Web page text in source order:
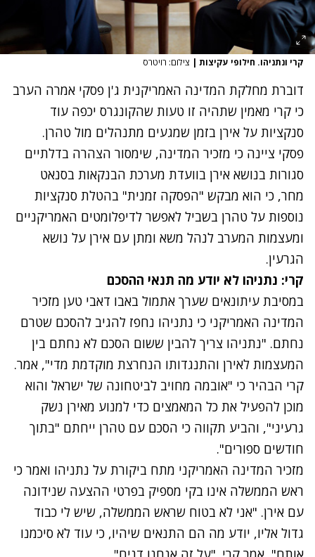
קרי ונתניהו. חילופי עקיצות | צילום: רויטרס
דוברת מחלקת המדינה האמריקנית ג'ן פסקי אמרה הערב
כי קרי מאמין שתהיה זו טעות שהקונגרס יכפה עוד
סנקציות על אירן בזמן שמגעים מתנהלים מול טהרן.
פסקי ציינה כי מזכיר המדינה, שימסור הצהרה בדלתיים
סגורות בנושא אירן בוועדת מערכת הבנקאות בסנאט
מחר, כי הוא מבקש "הפסקה זמנית" בהטלת סנקציות
נוספות על טהרן בשביל לאפשר לדיפלומטים האמריקניים
ומעצמות המערב לנהל משא ומתן עם אירן על נושא
הגרעין.
קרי: נתניהו לא יודע מה תנאי ההסכם
במסיבת עיתונאים שערך אתמול באבו דאבי טען מזכיר
המדינה האמריקני כי נתניהו נחפז להגיב להסכם שטרם
נחתם. "נתניהו צריך להבין ששום הסכם לא נחתם בין
המעצמות לאירן והתנגדותו הנחרצת מוקדמת מדי", אמר.
קרי הבהיר כי "אובמה מחויב לביטחונה של ישראל והוא
מוכן להפעיל את כל המאמצים כדי למנוע מאירן נשק
גרעיני", והביע תקווה כי הסכם עם טהרן ייחתם "בתוך
חודשים ספורים".
מזכיר המדינה האמריקני מתח ביקורת על נתניהו ואמר כי
ראש הממשלה אינו בקי מספיק בפרטי ההצעה שנידונה
עם אירן. "אני לא בטוח שראש הממשלה, שיש לי כבוד
גדול אליו, יודע מה הם התנאים שיהיו, כי עוד לא סיכמנו